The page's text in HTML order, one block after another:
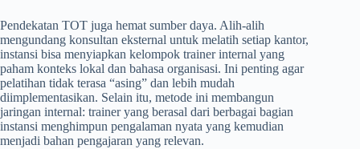
Pendekatan TOT juga hemat sumber daya. Alih-alih
mengundang konsultan eksternal untuk melatih setiap kantor,
instansi bisa menyiapkan kelompok trainer internal yang
paham konteks lokal dan bahasa organisasi. Ini penting agar
pelatihan tidak terasa “asing” dan lebih mudah
diimplementasikan. Selain itu, metode ini membangun
jaringan internal: trainer yang berasal dari berbagai bagian
instansi menghimpun pengalaman nyata yang kemudian
menjadi bahan pengajaran yang relevan.